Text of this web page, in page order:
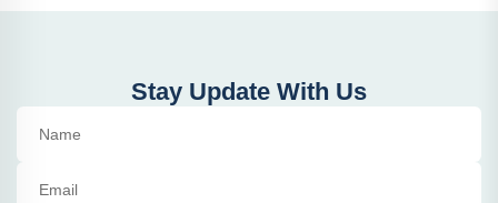
Stay Update With Us